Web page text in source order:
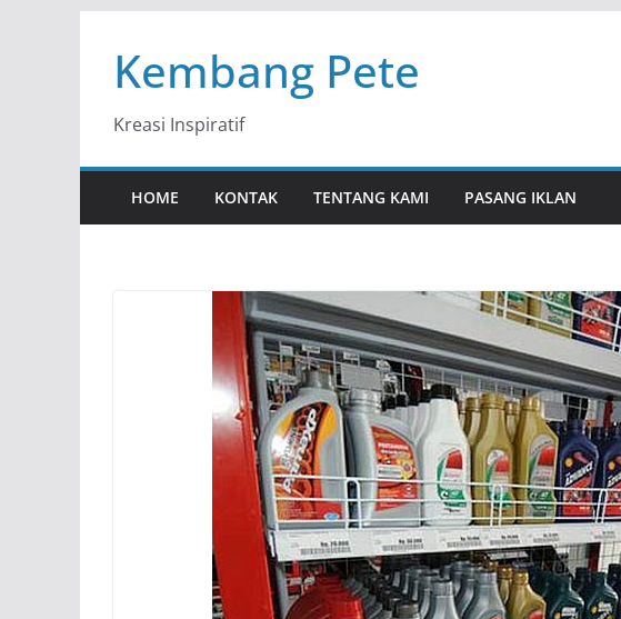
contentKembang Pete
Kreasi Inspiratif
HOME KONTAK TENTANG KAMI PASANG IKLAN